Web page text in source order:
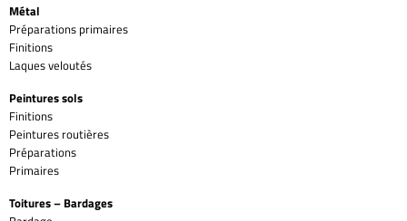
Métal
Préparations primaires
Finitions
Laques veloutés
Peintures sols
Finitions
Peintures routières
Préparations
Primaires
Toitures – Bardages